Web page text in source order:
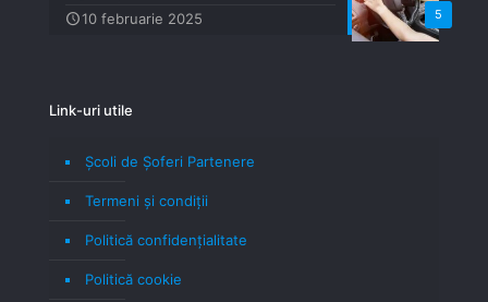
5
10 februarie 2025
Link-uri utile
Școli de Șoferi Partenere
Termeni şi condiţii
Politică confidenţialitate
Politică cookie